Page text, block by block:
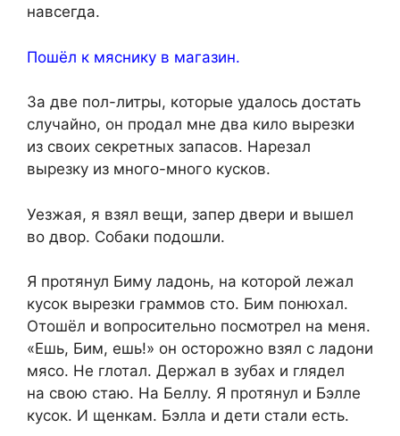
навсегда.
Пошёл к мяснику в магазин.
За две пол-литры, которые удалось достать
случайно, он продал мне два кило вырезки
из своих секретных запасов. Нарезал
вырезку из много-много кусков.
Уезжая, я взял вещи, запер двери и вышел
во двор. Собаки подошли.
Я протянул Биму ладонь, на которой лежал
кусок вырезки граммов сто. Бим понюхал.
Отошёл и вопросительно посмотрел на меня.
«Ешь, Бим, ешь!» он осторожно взял с ладони
мясо. Не глотал. Держал в зубах и глядел
на свою стаю. На Беллу. Я протянул и Бэлле
кусок. И щенкам. Бэлла и дети стали есть.